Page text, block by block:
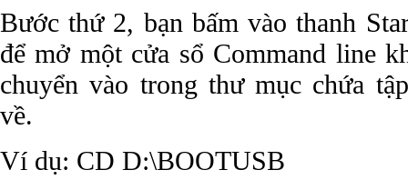
Bước thứ 2, bạn bấm vào thanh
để mở một cửa sổ Command line
chuyển vào trong thư mục chứa
về.
Ví dụ: CD D:\BOOTUSB